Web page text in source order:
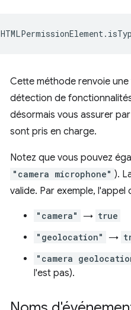
HTMLPermissionElement.
Cette méthode renvoie
détection de
désormais vous assurer
sont pris en charge.
Notez que vous pouvez
"camera microphone" ).
valide. Par exemple, l'appel
"camera" → true
"geolocation" →
"camera
l'est pas).